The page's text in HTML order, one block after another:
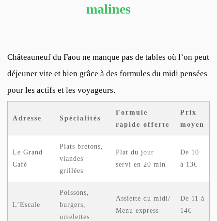
malines
Châteauneuf du Faou ne manque pas de tables où l’on peut
déjeuner vite et bien grâce à des formules du midi pensées
pour les actifs et les voyageurs.
Adresse Spécialités
Formule
rapide offerte
Prix
moyen
Le Grand
Café
Plats bretons,
viandes
grillées
Plat du jour
servi en 20 min
De 10
à 13€
L’Escale
Poissons,
burgers,
omelettes
Assiette du midi/
Menu express
De 11 à
14€